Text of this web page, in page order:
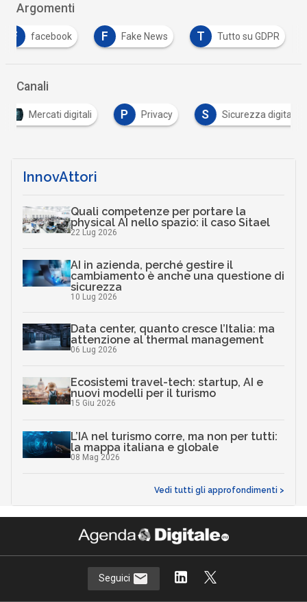
Argomenti
F facebook F Fake News T Tutto su GDPR
Canali
Mercati digitali P Privacy S Sicurezza
InnovAttori
Quali competenze per portare la
physical AI nello spazio: il caso Sitael
22 Lug 2026
AI in azienda, perché gestire il
cambiamento è anche una questione di
sicurezza
10 Lug 2026
Data center, quanto cresce l’Italia: ma
attenzione al thermal management
06 Lug 2026
Ecosistemi travel-tech: startup, AI e
nuovi modelli per il turismo
15 Giu 2026
L’IA nel turismo corre, ma non per tutti:
la mappa italiana e globale
08 Mag 2026
Vedi tutti gli approfondimenti >
Seguici